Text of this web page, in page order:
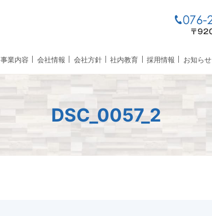
事業内容 会社情報 会社方針 社内教育 採用情報 お知らせ
DSC_0057_2